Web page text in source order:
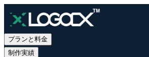
プランと料金
制作実績